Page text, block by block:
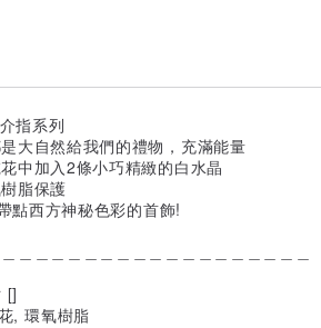
指系列
大自然給我們的禮物，充滿能量
中加入2條小巧精緻的白水晶
脂保護
點西方神秘色彩的首飾!
[]
, 環氧樹脂